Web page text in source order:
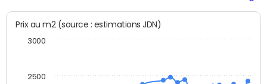
Prix au m2 (source : estimations JDN)
2500
3000